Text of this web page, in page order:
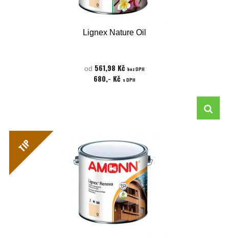
Lignex Nature Oil
od 561,98 Kč bez DPH
680,- Kč s DPH
TIP